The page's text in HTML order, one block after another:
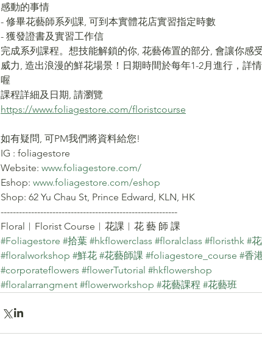
感動的事情
- 修畢花藝師系列課, 可到本實體花店實習指定時數
- 獲發證書及實習工作信
完成系列課程。想技能解鎖的你, 花藝佈置的部分, 會讓你感
威力, 造出浪漫的鮮花場景！日期時間於每年1-2月進行，詳
喔
課程詳細及日期, 請瀏覽
https://www.foliagestore.com/floristcourse
如有疑問, 可PM我們將資料給您!
IG : foliagestore
Website: www.foliagestore.com/
Eshop: www.foliagestore.com/eshop
Shop: 62 Yu Chau St, Prince Edward, KLN, HK
----------------------------------------------------------
Floral︱Florist Course︱花課︱花 藝 師 課
#Foliagestore #拾葉 #hkflowerclass #floralclass #floristhk #
#floralworkshop #鮮花 #花藝師課 #foliagestore_course #香
#corporateflowers #flowerTutorial #hkflowershop
#floralarrangment #flowerworkshop #花藝課程 #花藝班